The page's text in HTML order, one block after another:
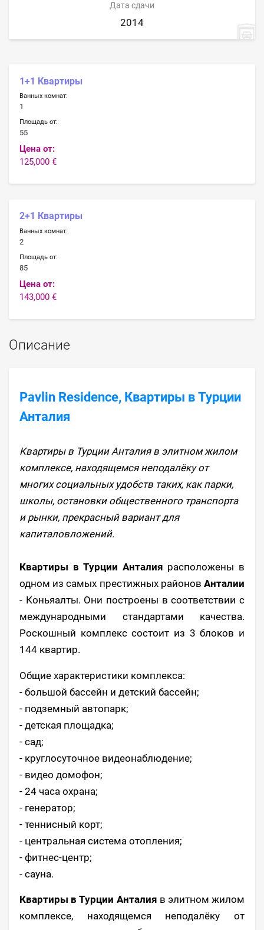
Дата сдачи
2014
1+1 Квартиры
Ванных комнат:
1
Площадь от:
55
Цена от:
125,000 €
2+1 Квартиры
Ванных комнат:
2
Площадь от:
85
Цена от:
143,000 €
Описание
Pavlin Residence, Квартиры в Турции
Анталия
Квартиры в Турции Анталия в элитном жилом
комплексе, находящемся неподалёку от
многих социальных удобств таких, как парки,
школы, остановки общественного транспорта
и рынки, прекрасный вариант для
капиталовложений.
Квартиры в Турции Анталия расположены в
одном из самых престижных районов Анталии
- Коньяалты. Они построены в соответствии с
международными стандартами качества.
Роскошный комплекс состоит из 3 блоков и
144 квартир.
Общие характеристики комплекса:
- большой бассейн и детский бассейн;
- подземный автопарк;
- детская площадка;
- сад;
- круглосуточное видеонаблюдение;
- видео домофон;
- 24 часа охрана;
- генератор;
- теннисный корт;
- центральная система отопления;
- фитнес-центр;
- сауна.
Квартиры в Турции Анталия в элитном жилом
комплексе, находящемся неподалёку от